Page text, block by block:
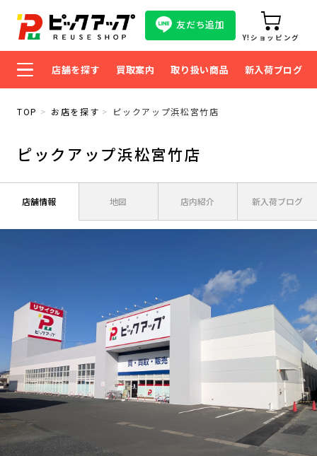
友だち追加
Y!ショッピング
店舗を探す 買取案内 取り扱い商品 新入荷ブログ
TOP お店を探す ピックアップ浜松宮竹店
ピックアップ浜松宮竹店
店舗情報 地図 店内紹介 新入荷ブログ